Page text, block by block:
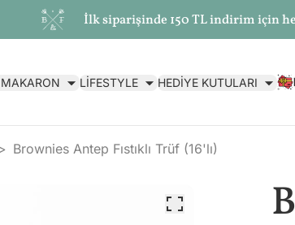
İlk siparişinde 150 TL indirim için
LİFESTYLE HEDİYE KUTULARI
Brownies Antep Fıstıklı Trüf (16'lı)